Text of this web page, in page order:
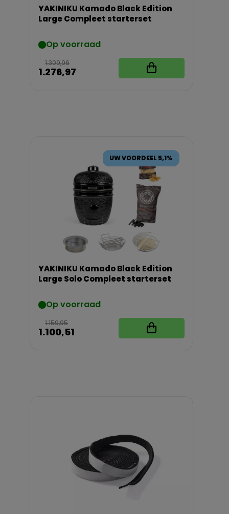
YAKINIKU Kamado Black Edition
Large Compleet starterset
Op voorraad
1.309,96
1.276,97
UW VOORDEEL 5,1%
YAKINIKU Kamado Black Edition
Large Solo Compleet starterset
Op voorraad
1.159,95
1.100,51